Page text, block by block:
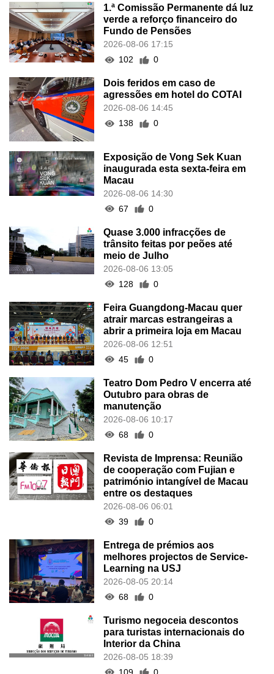
1.ª Comissão Permanente dá luz
verde a reforço financeiro do
Fundo de Pensões
2026-08-06 17:15
102
0
Dois feridos em caso de
agressões em hotel do COTAI
2026-08-06 14:45
138
0
Exposição de Vong Sek Kuan
inaugurada esta sexta-feira em
Macau
2026-08-06 14:30
67
0
Quase 3.000 infracções de
trânsito feitas por peões até
meio de Julho
2026-08-06 13:05
128
0
Feira Guangdong-Macau quer
atrair marcas estrangeiras a
abrir a primeira loja em Macau
2026-08-06 12:51
45
0
Teatro Dom Pedro V encerra até
Outubro para obras de
manutenção
2026-08-06 10:17
68
0
Revista de Imprensa: Reunião
de cooperação com Fujian e
património intangível de Macau
entre os destaques
2026-08-06 06:01
39
0
Entrega de prémios aos
melhores projectos de Service-
Learning na USJ
2026-08-05 20:14
68
0
Turismo negoceia descontos
para turistas internacionais do
Interior da China
2026-08-05 18:39